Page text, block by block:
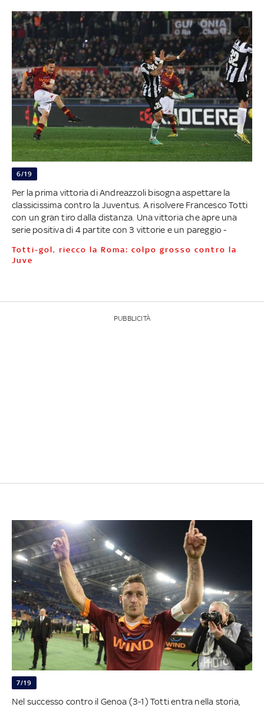
6/19
Per la prima vittoria di Andreazzoli bisogna aspettare la
classicissima contro la Juventus. A risolvere Francesco Totti
con un gran tiro dalla distanza. Una vittoria che apre una
serie positiva di 4 partite con 3 vittorie e un pareggio -
Totti-gol, riecco la Roma: colpo grosso contro la
Juve
PUBBLICITÀ
7/19
Nel successo contro il Genoa (3-1) Totti entra nella storia,